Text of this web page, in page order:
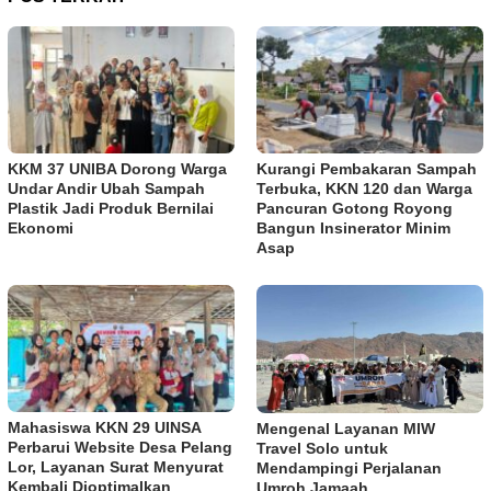
KKM 37 UNIBA Dorong Warga
Undar Andir Ubah Sampah
Plastik Jadi Produk Bernilai
Ekonomi
Kurangi Pembakaran Sampah
Terbuka, KKN 120 dan Warga
Pancuran Gotong Royong
Bangun Insinerator Minim
Asap
Mahasiswa KKN 29 UINSA
Perbarui Website Desa Pelang
Lor, Layanan Surat Menyurat
Kembali Dioptimalkan
Mengenal Layanan MIW
Travel Solo untuk
Mendampingi Perjalanan